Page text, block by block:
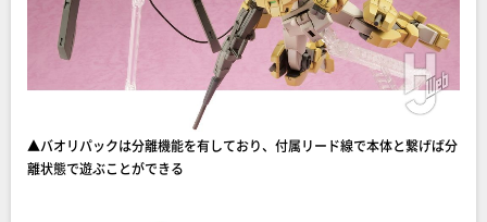
▲バオリパックは分離機能を有しており、付属リード線で本体と繋げば分
離状態で遊ぶことができる